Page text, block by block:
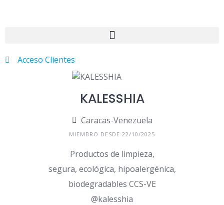
Acceso Clientes
KALESSHIA
Caracas-Venezuela
MIEMBRO DESDE 22/10/2025
Productos de limpieza,
segura, ecológica, hipoalergénica,
biodegradables CCS-VE
@kalesshia